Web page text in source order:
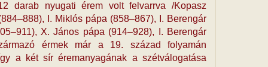
darab nyugati érem volt felvarrva /Kopasz
I. Miklós pápa (858–867), I. Berengár
X. János pápa (914–928), I. Berengár
érmek már a 19. század folyamán
a két sír éremanyagának a szétválogatása